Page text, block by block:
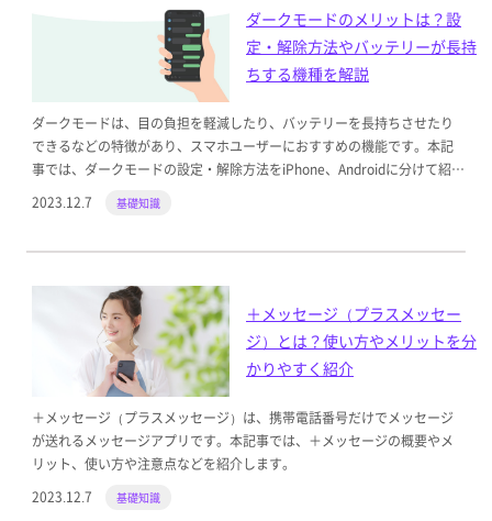
ダークモードのメリットは？設
定・解除方法やバッテリーが長持
ちする機種を解説
ダークモードは、目の負担を軽減したり、バッテリーを長持ちさせたり
できるなどの特徴があり、スマホユーザーにおすすめの機能です。本記
事では、ダークモードの設定・解除方法をiPhone、Androidに分けて紹介
2023.12.7 基礎知識
＋メッセージ（プラスメッセー
ジ）とは？使い方やメリットを分
かりやすく紹介
＋メッセージ（プラスメッセージ）は、携帯電話番号だけでメッセージ
が送れるメッセージアプリです。本記事では、＋メッセージの概要やメ
リット、使い方や注意点などを紹介します。
2023.12.7
基礎知識